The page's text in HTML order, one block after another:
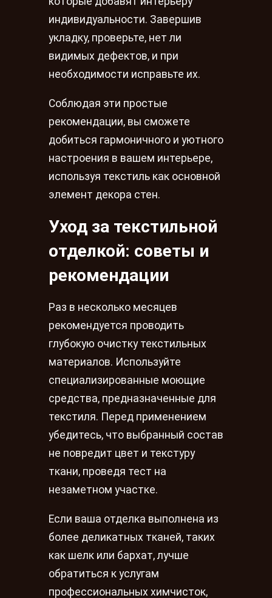
индивидуальности. Завершив
укладку, проверьте, нет ли
видимых дефектов, и при
необходимости исправьте их.
Соблюдая эти простые
рекомендации, вы сможете
добиться гармоничного и уютного
настроения в вашем интерьере,
используя текстиль как основной
элемент декора стен.
Уход за текстильной
отделкой: советы и
рекомендации
Раз в несколько месяцев
рекомендуется проводить
глубокую очистку текстильных
материалов. Используйте
специализированные моющие
средства, предназначенные для
текстиля. Перед применением
убедитесь, что выбранный состав
не повредит цвет и текстуру
ткани, проведя тест на
незаметном участке.
Если ваша отделка выполнена из
более деликатных тканей, таких
как шелк или бархат, лучше
обратиться к услугам
профессиональных химчисток,